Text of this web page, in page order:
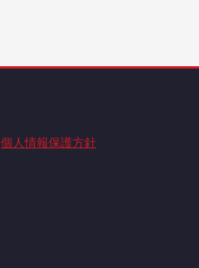
個人情報保護方針